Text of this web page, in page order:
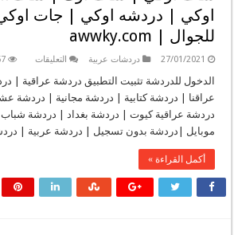
دردشة
السعودية
الرياض
|
شات
المملكة
للجوال
|
شات
الخليج
اوكي | دردشه اوكي | جات
للجوال | awwky.com
27/01/2021 دردشات عربية التعليقات
اوكي
|
شات
اوك
|
شات
|
دردشه
الدخول للدردشة تثبيت التطبيق دردشة عراقية |
عراقنا | دردشة كتابية | دردشة مجانية | دردشة
دردشة عراقية كيوت | دردشة بغداد | دردشة شباب
موبايل |دردشة بدون تسجيل | دردشة عربية |
أكمل القراءة »